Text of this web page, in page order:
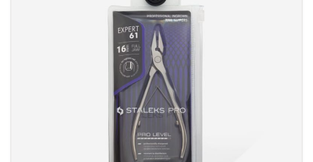
zonder uitsteeksel kunnen nagels veilig en
nauwkeurig worden behandeld. De veilige
stompe tips minimaliseren het risico op letsel,
zelfs bij gevoelige nagels of de behandeling van
ingegroeide nagels.
Comfort en Betrouwbaarheid in Één
Ergonomie staat centraal bij het ontwerp van
deze nageltangen. Het golvende